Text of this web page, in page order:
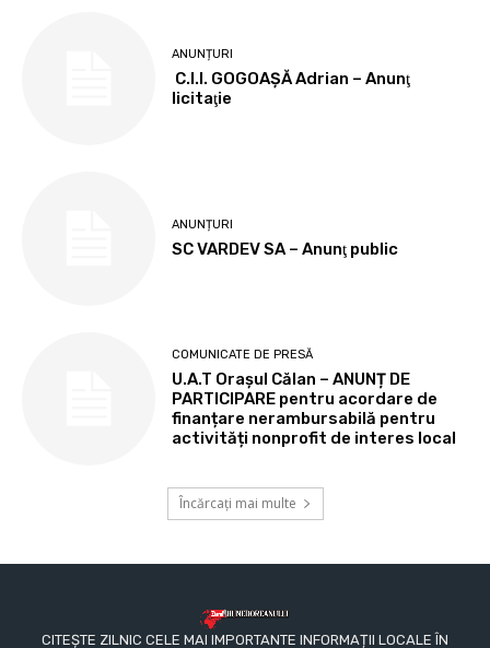
ANUNȚURI
C.I.I. GOGOAŞĂ Adrian – Anunţ
licitaţie
ANUNȚURI
SC VARDEV SA – Anunţ public
COMUNICATE DE PRESĂ
U.A.T Orașul Călan – ANUNȚ DE
PARTICIPARE pentru acordare de
finanțare nerambursabilă pentru
activități nonprofit de interes local
Încărcați mai multe
CITEȘTE ZILNIC CELE MAI IMPORTANTE INFORMAȚII LOCALE ÎN